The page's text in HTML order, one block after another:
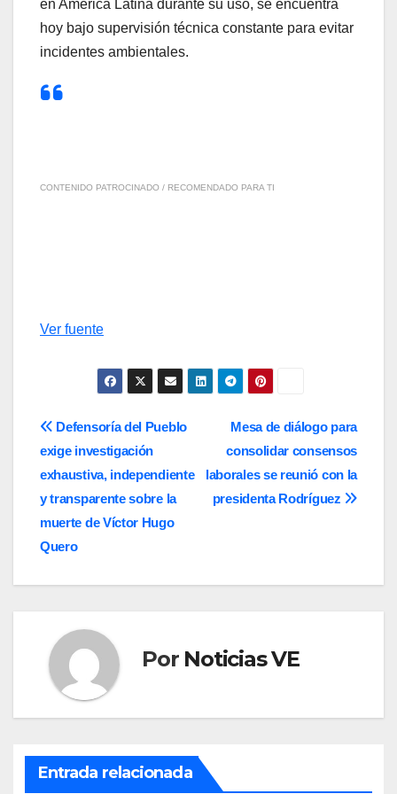
en América Latina durante su uso, se encuentra
hoy bajo supervisión técnica constante para evitar
incidentes ambientales.
CONTENIDO PATROCINADO / RECOMENDADO PARA TI
Ver fuente
Navegación
de
entradas
Mesa de diálogo para
consolidar consensos
laborales se reunió con la
presidenta Rodríguez
Defensoría del Pueblo
exige investigación
exhaustiva, independiente
y transparente sobre la
muerte de Víctor Hugo
Quero
Por Noticias VE
Entrada relacionada